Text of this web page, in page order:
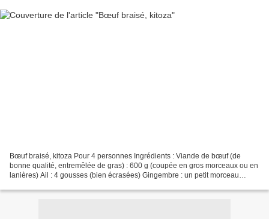
Bœuf braisé, kitoza Pour 4 personnes Ingrédients : Viande de bœuf (de
bonne qualité, entremêlée de gras) : 600 g (coupée en gros morceaux ou en
lanières) Ail : 4 gousses (bien écrasées) Gingembre : un petit morceau